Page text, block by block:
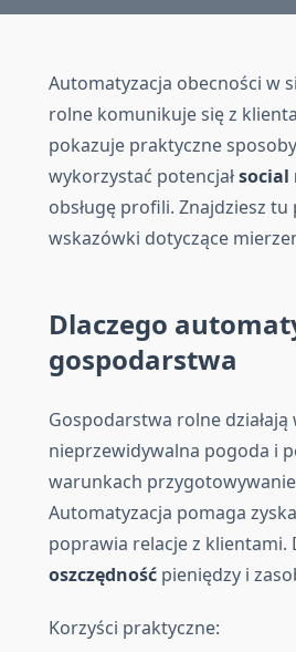
Automatyzacja obecności w
rolne komunikuje się z
pokazuje praktyczne
wykorzystać potencjałsocial
obsługę profili. Znajdziesz
wskazówki dotyczące
Dlaczego
gospodarstwa
Gospodarstwa rolne
nieprzewidywalna pogoda i
warunkach
Automatyzacja pomaga
poprawia relacje z
oszczędność pieniędzy i
Korzyści praktyczne: